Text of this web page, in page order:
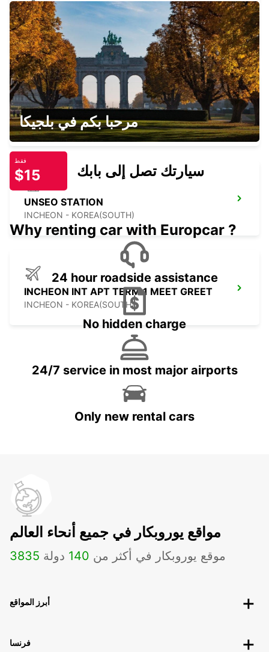
YONGSAN DOWNTOWN
SEOUL - KOREA(SOUTH)
GIMPO INTERNATIONAL AIRPORT
SEOUL - KOREA(SOUTH)
UNSEO STATION
INCHEON - KOREA(SOUTH)
INCHEON INT APT TERM 1 MEET GREET
INCHEON - KOREA(SOUTH)
مرحبا بكم في بلجيكا
فقط
$15 سيارتك تصل إلى بابك
Why renting car with Europcar ?
24 hour roadside assistance
No hidden charge
24/7 service in most major airports
Only new rental cars
مواقع يوروبكار في جميع أنحاء العالم
3835 موقع يوروبكار في أكثر من 140 دولة
أبرز المواقع
فرنسا